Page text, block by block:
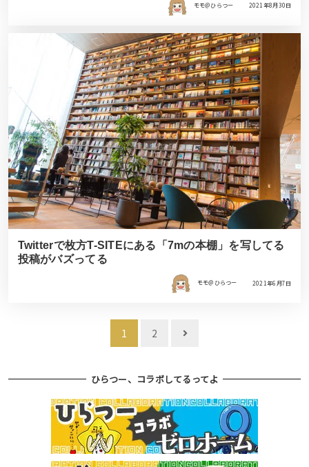
モモ＠ひらつー 2021年8月30日
Twitterで枚方T-SITEにある「7mの本棚」を写してる
投稿がバズってる
モモ＠ひらつー 2021年6月7日
ビ
1 2
ひらつー、コラボしてるってよ